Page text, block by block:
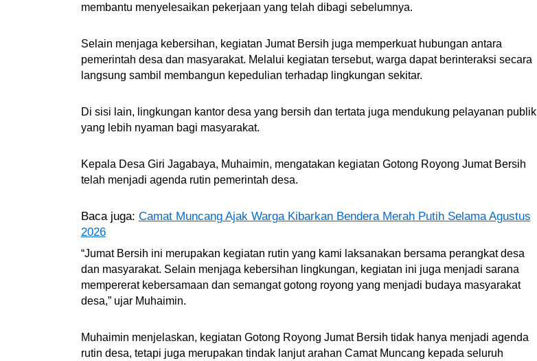
membantu menyelesaikan pekerjaan yang telah dibagi sebelumnya.
Selain menjaga kebersihan, kegiatan Jumat Bersih juga memperkuat hubungan antara
pemerintah desa dan masyarakat. Melalui kegiatan tersebut, warga dapat berinteraksi secara
langsung sambil membangun kepedulian terhadap lingkungan sekitar.
Di sisi lain, lingkungan kantor desa yang bersih dan tertata juga mendukung pelayanan publik
yang lebih nyaman bagi masyarakat.
Kepala Desa Giri Jagabaya, Muhaimin, mengatakan kegiatan Gotong Royong Jumat Bersih
telah menjadi agenda rutin pemerintah desa.
Baca juga: Camat Muncang Ajak Warga Kibarkan Bendera Merah Putih Selama Agustus
2026
“Jumat Bersih ini merupakan kegiatan rutin yang kami laksanakan bersama perangkat desa
dan masyarakat. Selain menjaga kebersihan lingkungan, kegiatan ini juga menjadi sarana
mempererat kebersamaan dan semangat gotong royong yang menjadi budaya masyarakat
desa,” ujar Muhaimin.
Muhaimin menjelaskan, kegiatan Gotong Royong Jumat Bersih tidak hanya menjadi agenda
rutin desa, tetapi juga merupakan tindak lanjut arahan Camat Muncang kepada seluruh